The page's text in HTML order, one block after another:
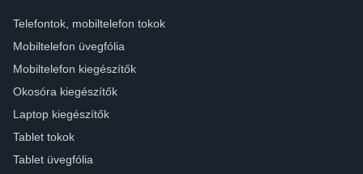
Telefontok, mobiltelefon tokok
Mobiltelefon üvegfólia
Mobiltelefon kiegészítők
Okosóra kiegészítők
Laptop kiegészítők
Tablet tokok
Tablet üvegfólia